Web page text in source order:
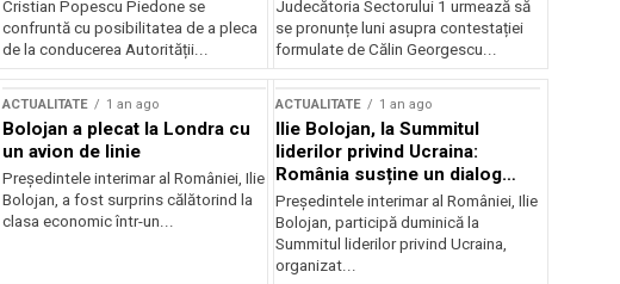
Cristian Popescu Piedone se
confruntă cu posibilitatea de a pleca
de la conducerea Autorității...
judiciar
Judecătoria Sectorului 1 urmează să
se pronunțe luni asupra contestației
formulate de Călin Georgescu...
ACTUALITATE 1 an ago
Bolojan a plecat la Londra cu
un avion de linie
Președintele interimar al României, Ilie
Bolojan, a fost surprins călătorind la
clasa economic într-un...
ACTUALITATE 1 an ago
Ilie Bolojan, la Summitul
liderilor privind Ucraina:
România susține un dialog
transatlantic pentru securitate
și stabilitate
Președintele interimar al României, Ilie
Bolojan, participă duminică la
Summitul liderilor privind Ucraina,
organizat...